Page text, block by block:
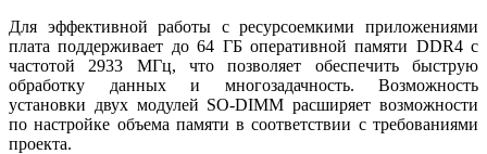
Для эффективной работы с ресурсоемкими приложениями
плата поддерживает до 64 ГБ оперативной памяти DDR4 с
частотой 2933 МГц, что позволяет обеспечить быструю
обработку данных и многозадачность. Возможность
установки двух модулей SO-DIMM расширяет возможности
по настройке объема памяти в соответствии с требованиями
проекта.